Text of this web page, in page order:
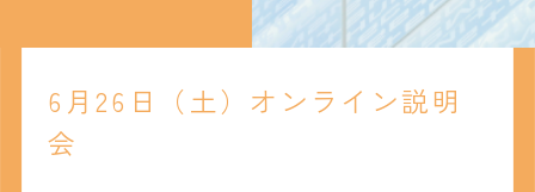
6月26日（土）オンライン説明
会